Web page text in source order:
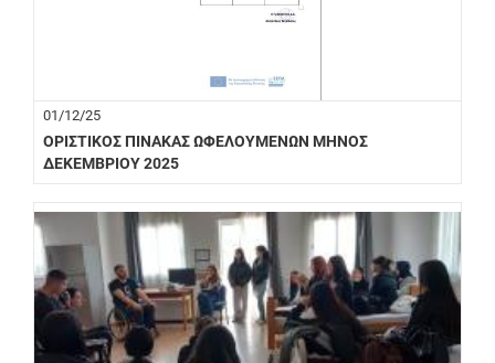
01/12/25
ΟΡΙΣΤΙΚΟΣ ΠΙΝΑΚΑΣ ΩΦΕΛΟΥΜΕΝΩΝ ΜΗΝΟΣ
ΔΕΚΕΜΒΡΙΟΥ 2025